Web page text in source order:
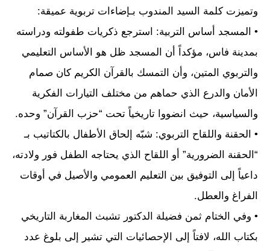
وتميزت كلمة السيد المندوب بـإضاءات تربوية عميقة:
• المسجد أساس التربية: استرجع ذكريات طفولته ودراسته
بمدينة فاس، مؤكداً أن المسجد ظل هو الأساس التعليمي
والتربوي المتين، وأن التمسك بالقرآن الكريم كان صمام
الأمان والدرع الذي حماهم من مختلف التيارات الفكرية
والسياسية، حيث انضووا تاريخياً تحت “حزب القرآن” وحده.
• الحقنة واللقاح التربوي: شبّه إلحاق الأطفال بالكتاتيب بـ
“الحقنة الضرورية” أو اللقاح الذي يحتاجه الطفل فور ولادته،
داعياً إلى التوفيق بين التعليم العمومي والأصيل في أوقات
الفراغ والعطل.
• وفي الختام ثمن فضيلة الدكتور تشبث المغاربة التاريخي
بكتاب الله، لافتاً إلى الإحصائيات التي تشير إلى بلوغ عدد